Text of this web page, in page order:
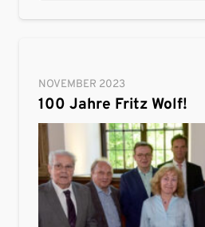
NOVEMBER 2023
100 Jahre Fritz Wolf!